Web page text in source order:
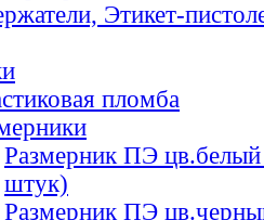
Этикет-
пломба
Размерник ПЭ цв.белый
штук)
Размерник ПЭ